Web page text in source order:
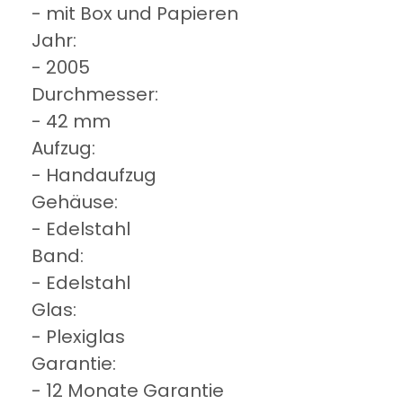
- mit Box und Papieren
Jahr:
- 2005
Durchmesser:
- 42 mm
Aufzug:
- Handaufzug
Gehäuse:
- Edelstahl
Band:
- Edelstahl
Glas:
- Plexiglas
Garantie:
- 12 Monate Garantie